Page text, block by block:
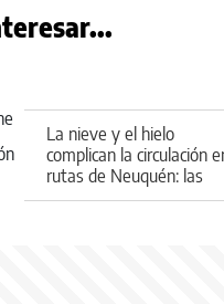
La nieve y el hielo
complican la circulación
rutas de Neuquén: las
zonas afectadas